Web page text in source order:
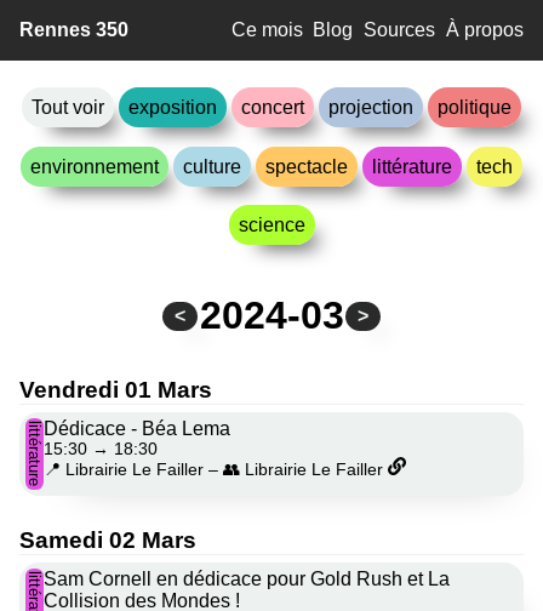
Rennes 350 Ce mois Blog Sources À propos
Tout voir exposition concert projection politique
environnement culture spectacle littérature tech
science
< 2024-03 >
Vendredi 01 Mars
littératureDédicace - Béa Lema
15:30 → 18:30
📍 Librairie Le Failler – 👥 Librairie Le Failler
Samedi 02 Mars
Sam Cornell en dédicace pour Gold Rush et La
Collision des Mondes !